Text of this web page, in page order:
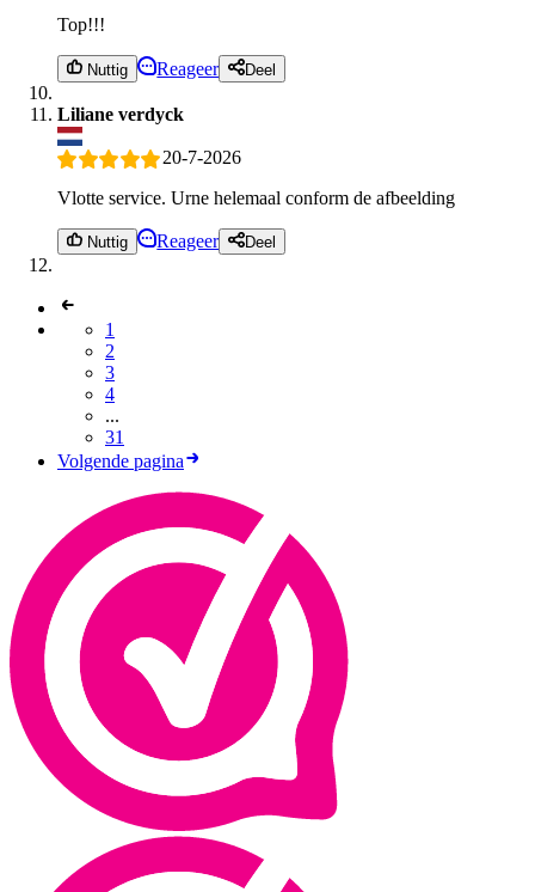
Top!!!
Nuttig Reageer Deel
Liliane verdyck
20-7-2026
Vlotte service. Urne helemaal conform de afbeelding
Nuttig Reageer Deel
1
2
3
4
...
31
Volgende pagina